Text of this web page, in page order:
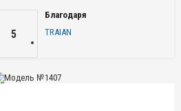
5
Благодаря
TRAIAN